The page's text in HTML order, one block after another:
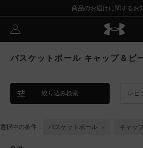
商品のお届けに関するお
バスケットボール キャップ＆ビ
絞り込み検索 レビ
選択中の条件： バスケットボール キャッ